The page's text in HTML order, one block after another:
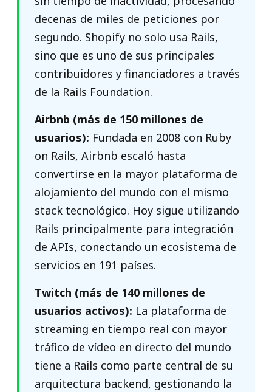
decenas de miles de peticiones por
segundo. Shopify no solo usa Rails,
sino que es uno de sus principales
contribuidores y financiadores a través
de la Rails Foundation.
Airbnb (más de 150 millones de
usuarios): Fundada en 2008 con Ruby
on Rails, Airbnb escaló hasta
convertirse en la mayor plataforma de
alojamiento del mundo con el mismo
stack tecnológico. Hoy sigue utilizando
Rails principalmente para integración
de APIs, conectando un ecosistema de
servicios en 191 países.
Twitch (más de 140 millones de
usuarios activos): La plataforma de
streaming en tiempo real con mayor
tráfico de vídeo en directo del mundo
tiene a Rails como parte central de su
arquitectura backend, gestionando la